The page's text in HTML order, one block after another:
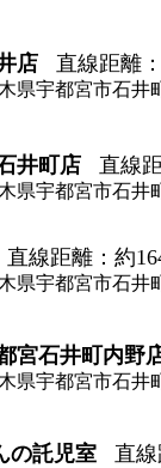
店 直線距離
県宇都宮市石井
井町店 直線
県宇都宮市石井
直線距離：約
県宇都宮市石井
宮石井町内野
県宇都宮市石井
の託児室 直